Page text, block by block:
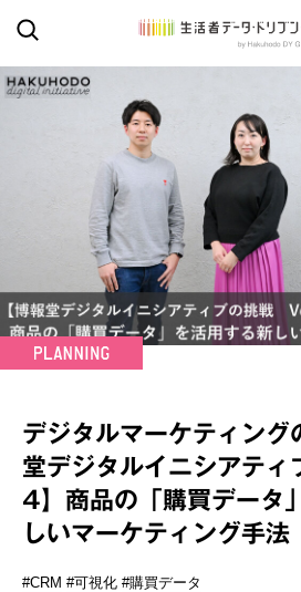
デジタルマーケティング
堂デジタルイニシアテ
4】商品の「購買データ
しいマーケティング手法
#CRM #可視化 #購買データ